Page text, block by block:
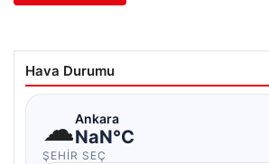
Hava Durumu
☁Ankara
NaN°C
ŞEHIR SEÇ